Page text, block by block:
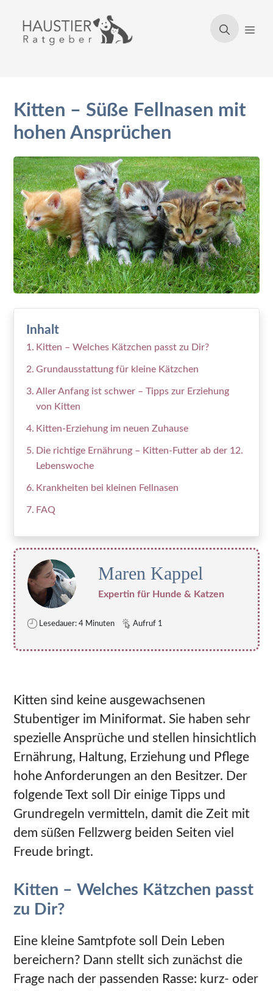
Inhalt
springen
Kitten – Süße Fellnasen mit
hohen Ansprüchen
Inhalt
Kitten – Welches Kätzchen passt zu Dir?
Grundausstattung für kleine Kätzchen
Aller Anfang ist schwer – Tipps zur Erziehung
von Kitten
Kitten-Erziehung im neuen Zuhause
Die richtige Ernährung – Kitten-Futter ab der 12.
Lebenswoche
Krankheiten bei kleinen Fellnasen
FAQ
Maren Kappel
Expertin für Hunde & Katzen
Lesedauer: 4 Minuten Aufruf 1
Kitten sind keine ausgewachsenen
Stubentiger im Miniformat. Sie haben sehr
spezielle Ansprüche und stellen hinsichtlich
Ernährung, Haltung, Erziehung und Pflege
hohe Anforderungen an den Besitzer. Der
folgende Text soll Dir einige Tipps und
Grundregeln vermitteln, damit die Zeit mit
dem süßen Fellzwerg beiden Seiten viel
Freude bringt.
Kitten – Welches Kätzchen passt
zu Dir?
Eine kleine Samtpfote soll Dein Leben
bereichern? Dann stellt sich zunächst die
Frage nach der passenden Rasse: kurz- oder